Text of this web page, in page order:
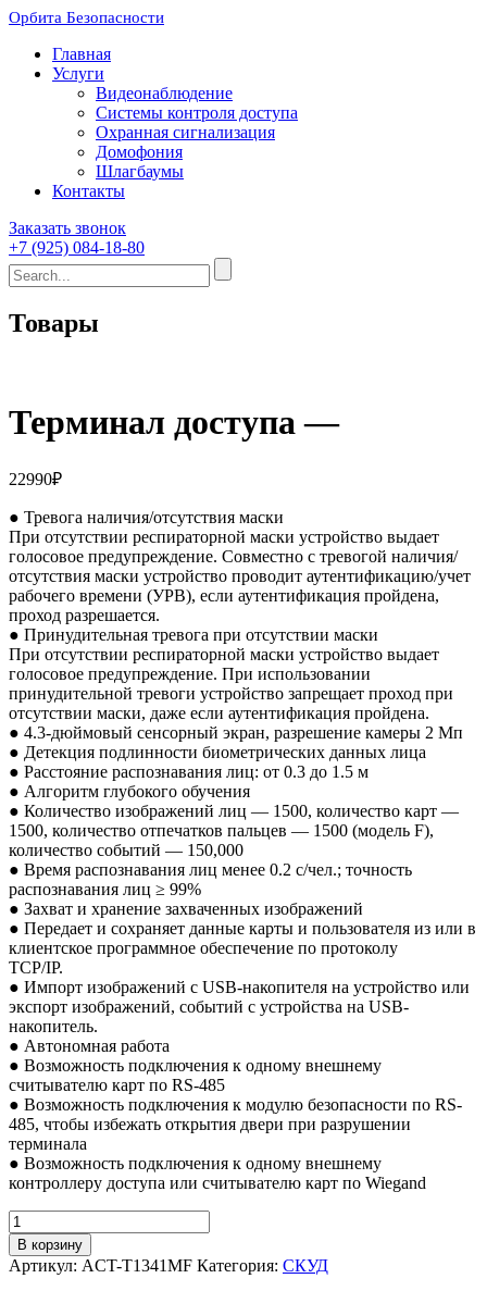
Орбита Безопасности
Главная
Услуги
Видеонаблюдение
Системы контроля доступа
Охранная сигнализация
Домофония
Шлагбаумы
Контакты
Заказать звонок
+7 (925) 084-18-80
Товары
Терминал доступа —
22990₽
● Тревога наличия/отсутствия маски
При отсутствии респираторной маски устройство выдает
голосовое предупреждение. Совместно с тревогой наличия/
отсутствия маски устройство проводит аутентификацию/учет
рабочего времени (УРВ), если аутентификация пройдена,
проход разрешается.
● Принудительная тревога при отсутствии маски
При отсутствии респираторной маски устройство выдает
голосовое предупреждение. При использовании
принудительной тревоги устройство запрещает проход при
отсутствии маски, даже если аутентификация пройдена.
● 4.3-дюймовый сенсорный экран, разрешение камеры 2 Мп
● Детекция подлинности биометрических данных лица
● Расстояние распознавания лиц: от 0.3 до 1.5 м
● Алгоритм глубокого обучения
● Количество изображений лиц — 1500, количество карт —
1500, количество отпечатков пальцев — 1500 (модель F),
количество событий — 150,000
● Время распознавания лиц менее 0.2 c/чел.; точность
распознавания лиц ≥ 99%
● Захват и хранение захваченных изображений
● Передает и сохраняет данные карты и пользователя из или в
клиентское программное обеспечение по протоколу
TCP/IP.
● Импорт изображений с USB-накопителя на устройство или
экспорт изображений, событий с устройства на USB-
накопитель.
● Автономная работа
● Возможность подключения к одному внешнему
считывателю карт по RS-485
● Возможность подключения к модулю безопасности по RS-
485, чтобы избежать открытия двери при разрушении
терминала
● Возможность подключения к одному внешнему
контроллеру доступа или считывателю карт по Wiegand
Количество
товара
Терминал
доступа
В корзину
Артикул: ACT-T1341MF Категория: CКУД